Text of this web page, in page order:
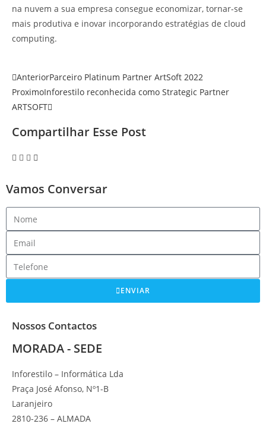
na nuvem a sua empresa consegue economizar, tornar-se
mais produtiva e inovar incorporando estratégias de cloud
computing.
AnteriorParceiro Platinum Partner ArtSoft 2022
ProximoInforestilo reconhecida como Strategic Partner
ARTSOFT
Compartilhar Esse Post
Vamos Conversar
ENVIAR
Nossos Contactos
MORADA - SEDE
Inforestilo – Informática Lda
Praça José Afonso, Nº1-B
Laranjeiro
2810-236 – ALMADA